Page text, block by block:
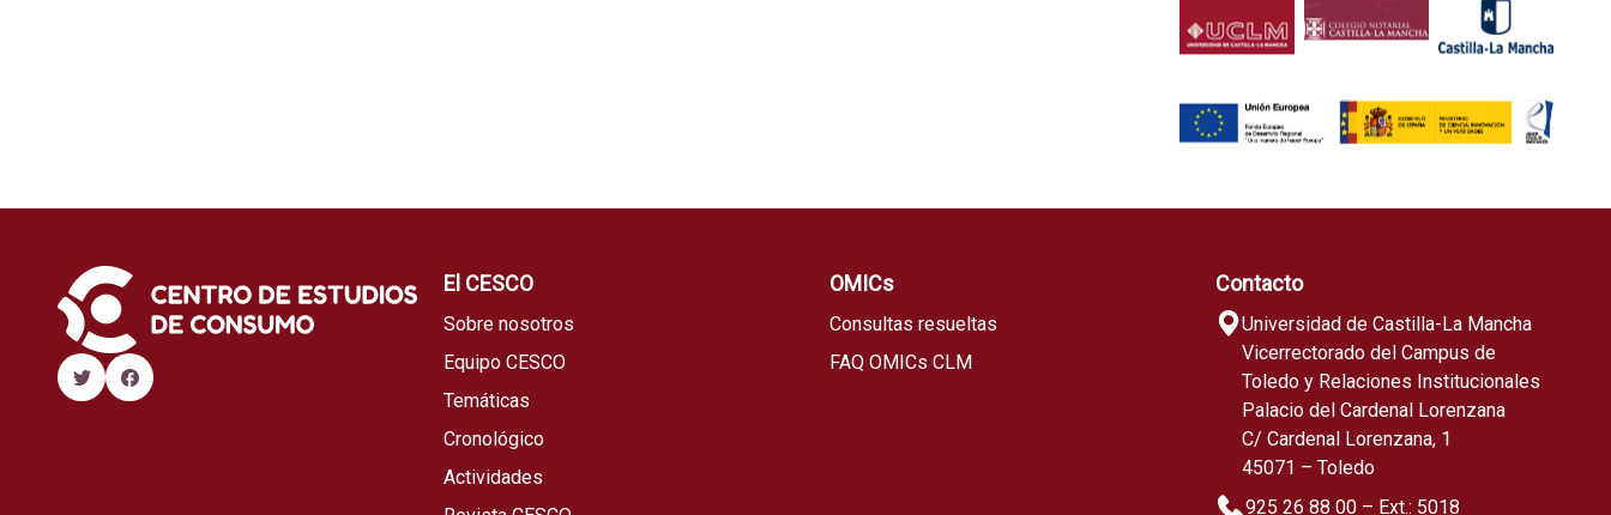
El CESCO
Sobre nosotros
Equipo CESCO
Temáticas
Cronológico
Actividades
OMICs
Consultas resueltas
FAQ OMICs CLM
Contacto
Universidad de Castilla-La Mancha
Vicerrectorado del Campus de
Toledo y Relaciones Institucionales
Palacio del Cardenal Lorenzana
C/ Cardenal Lorenzana, 1
45071 – Toledo
925 26 88 00 – Ext.: 5018